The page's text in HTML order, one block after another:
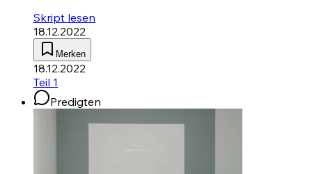
Skript lesen
18.12.2022
Merken
18.12.2022
Teil 1
Predigten